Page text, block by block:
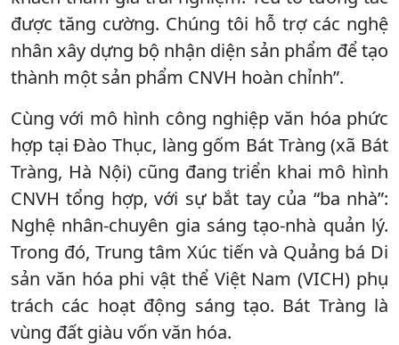
được tăng cường. Chúng tôi hỗ trợ các nghệ
nhân xây dựng bộ nhận diện sản phẩm để tạo
thành một sản phẩm CNVH hoàn chỉnh”.
Cùng với mô hình công nghiệp văn hóa phức
hợp tại Đào Thục, làng gốm Bát Tràng (xã Bát
Tràng, Hà Nội) cũng đang triển khai mô hình
CNVH tổng hợp, với sự bắt tay của “ba nhà”:
Nghệ nhân-chuyên gia sáng tạo-nhà quản lý.
Trong đó, Trung tâm Xúc tiến và Quảng bá Di
sản văn hóa phi vật thể Việt Nam (VICH) phụ
trách các hoạt động sáng tạo. Bát Tràng là
vùng đất giàu vốn văn hóa.